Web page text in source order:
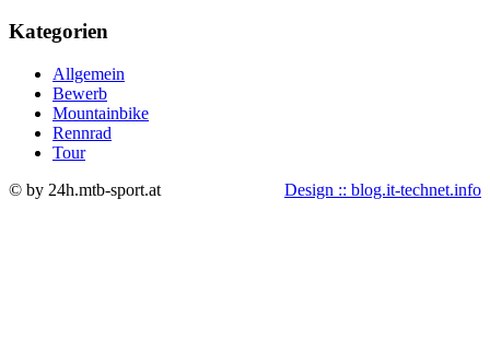
Kategorien
Allgemein
Bewerb
Mountainbike
Rennrad
Tour
© by 24h.mtb-sport.at
Design :: blog.it-technet.info